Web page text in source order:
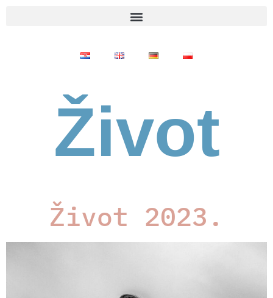
Život
Život 2023.